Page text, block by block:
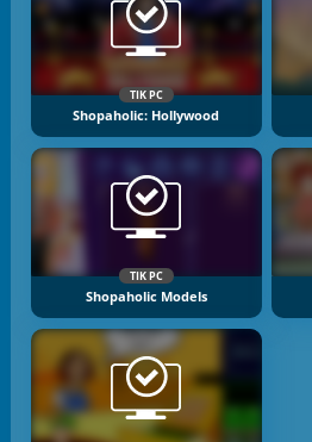
TIK PC
Shopaholic: Hollywood
TIK PC
Shopaholic Models